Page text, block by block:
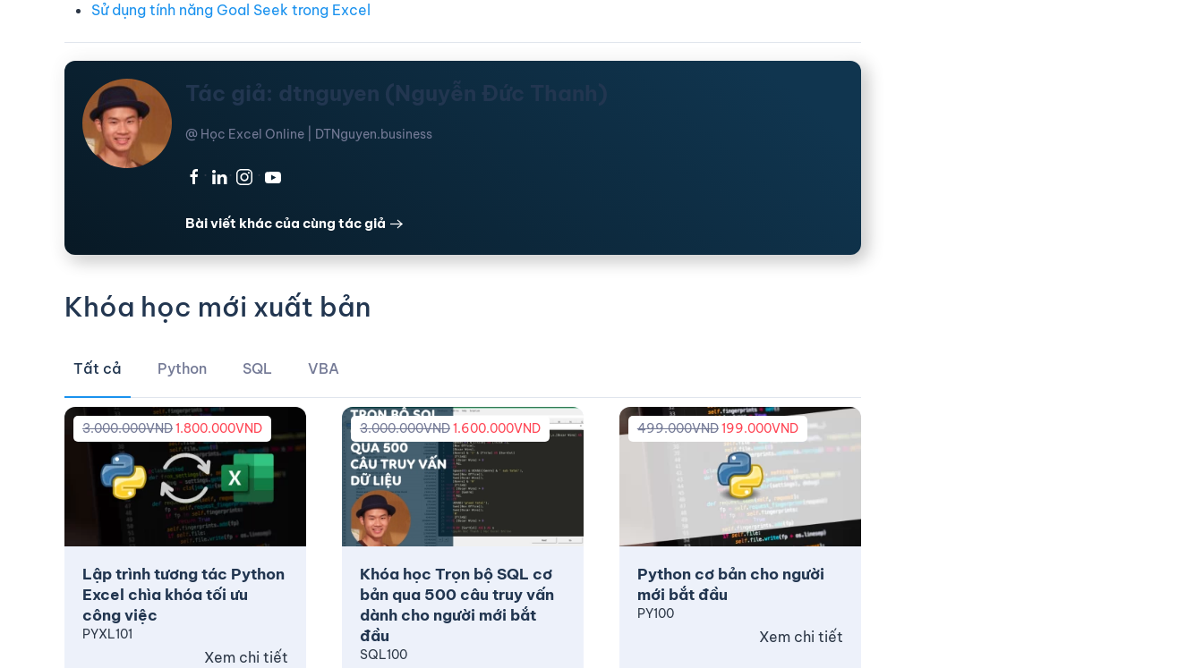
Sử dụng tính năng Goal Seek trong Excel
Tác giả: dtnguyen (Nguyễn Đức Thanh)
@ Học Excel Online | DTNguyen.business
· · ·
Bài viết khác của cùng tác giả
Khóa học mới xuất bản
Tất cả Python SQL VBA
Lập trình tương tác Python
Excel chìa khóa tối ưu
công việc
3.000.000VND1.800.000VND
PYXL101
Xem chi tiết
Khóa học Trọn bộ SQL cơ
bản qua 500 câu truy vấn
dành cho người mới bắt
đầu
3.000.000VND1.600.000VND
SQL100
Python cơ bản cho người
mới bắt đầu
499.000VND199.000VND
PY100
Xem chi tiết